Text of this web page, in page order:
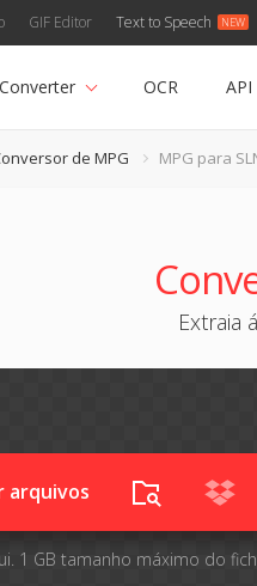
GIF Editor Text to Speech
Converter OCR API
de MPG MPG para
Extraia
arquivos
1 GB tamanho máximo do